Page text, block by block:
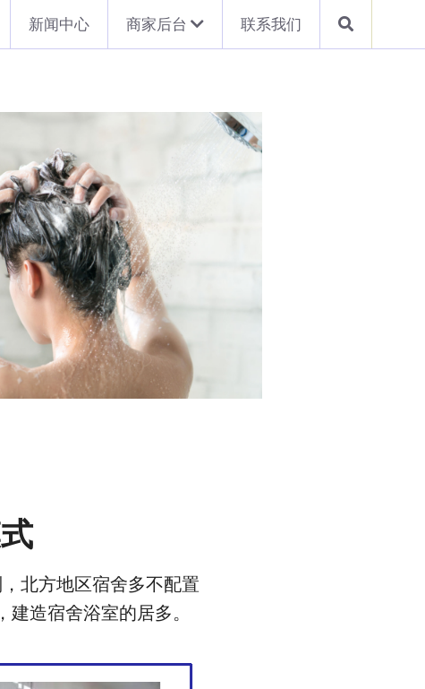
新闻中心 商家后台 联系我们
北方地区宿舍多不配置
造宿舍浴室的居多。